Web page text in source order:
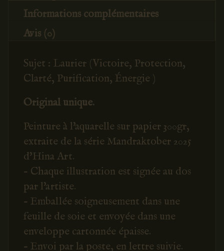
Informations complémentaires
Avis (0)
Sujet : Laurier (Victoire, Protection,
Clarté, Purification, Énergie )
Original unique.
Peinture à l'aquarelle sur papier 300gr,
extraite de la série Mandraktober 2025
d'Hina Art.
- Chaque illustration est signée au dos
par l'artiste.
- Emballée soigneusement dans une
feuille de soie et envoyée dans une
enveloppe cartonnée épaisse.
- Envoi par la poste, en lettre suivie.